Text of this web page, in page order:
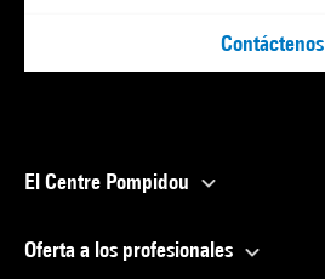
Contáctenos
El Centre Pompidou
Oferta a los profesionales